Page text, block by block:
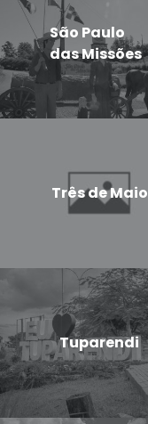
São Paulo
das Missões
Três de Maio
Tuparendi